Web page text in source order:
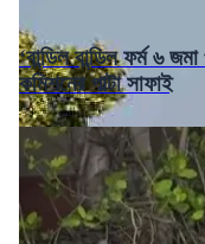
‘বান্ডিল বান্ডিল ফর্ম ৬
কমিশনের পাল্টা সাফাই